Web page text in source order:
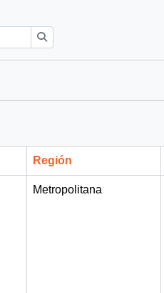
Región
Metropolitana